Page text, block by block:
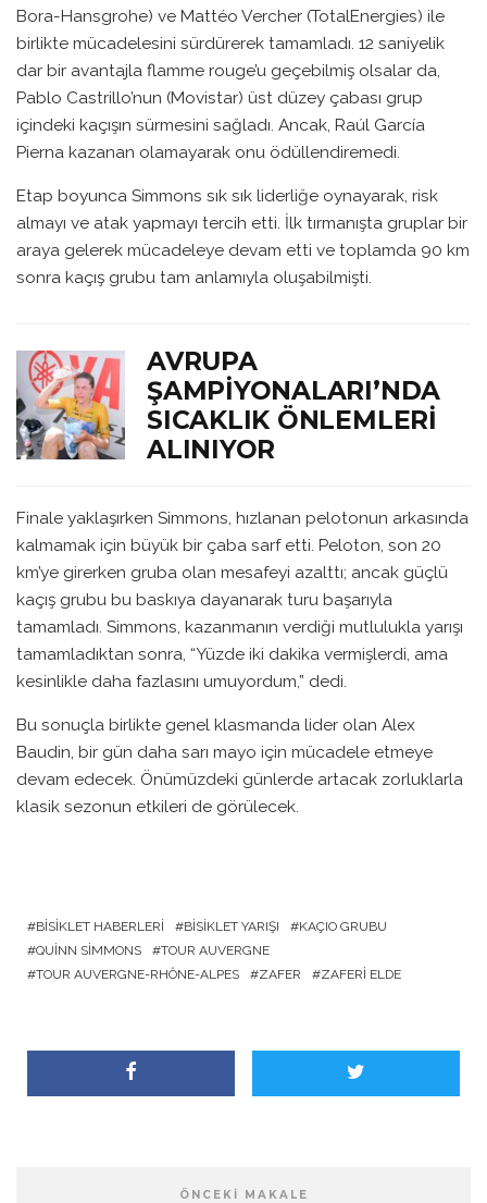
Bora-Hansgrohe) ve Mattéo Vercher (TotalEnergies) ile
birlikte mücadelesini sürdürerek tamamladı. 12 saniyelik
dar bir avantajla flamme rouge’u geçebilmiş olsalar da,
Pablo Castrillo’nun (Movistar) üst düzey çabası grup
içindeki kaçışın sürmesini sağladı. Ancak, Raúl García
Pierna kazanan olamayarak onu ödüllendiremedi.
Etap boyunca Simmons sık sık liderliğe oynayarak, risk
almayı ve atak yapmayı tercih etti. İlk tırmanışta gruplar bir
araya gelerek mücadeleye devam etti ve toplamda 90 km
sonra kaçış grubu tam anlamıyla oluşabilmişti.
AVRUPA
ŞAMPIYONALARI’NDA
SICAKLIK ÖNLEMLERI
ALINIYOR
Finale yaklaşırken Simmons, hızlanan pelotonun arkasında
kalmamak için büyük bir çaba sarf etti. Peloton, son 20
km’ye girerken gruba olan mesafeyi azalttı; ancak güçlü
kaçış grubu bu baskıya dayanarak turu başarıyla
tamamladı. Simmons, kazanmanın verdiği mutlulukla yarışı
tamamladıktan sonra, “Yüzde iki dakika vermişlerdi, ama
kesinlikle daha fazlasını umuyordum,” dedi.
Bu sonuçla birlikte genel klasmanda lider olan Alex
Baudin, bir gün daha sarı mayo için mücadele etmeye
devam edecek. Önümüzdeki günlerde artacak zorluklarla
klasik sezonun etkileri de görülecek.
BISIKLET HABERLERI BISIKLET YARIŞI
KAÇIO GRUBU
QUINN SIMMONS
TOUR AUVERGNE
TOUR AUVERGNE-RHÔNE-ALPES
ZAFER ZAFERI ELDE
ÖNCEKI MAKALE